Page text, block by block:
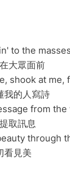
to the masses
大眾面前
shook at me,
我的人寫詩
from the
取訊息
through
看見美